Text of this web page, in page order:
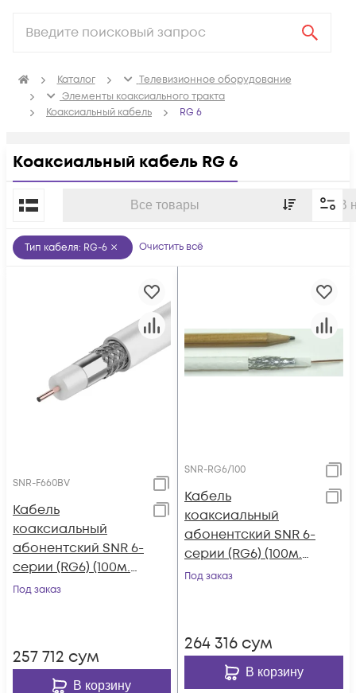
Каталог
Телевизионное оборудование
Элементы коаксиального тракта
Коаксиальный кабель
RG 6
Коаксиальный кабель RG 6
Все товары В
По популярности
Тип кабеля: RG-6 Очистить всё
SNR-F660BV
Кабель
коаксиальный
абонентский SNR 6-
серии (RG6) (100м.
бухта)(заполнение
Под заказ
257 712 сум
В корзину
SNR-RG6/100
Кабель
коаксиальный
абонентский SNR 6-
серии (RG6) (100м.
бухта)(заполнение
Под заказ
264 316 сум
В корзину